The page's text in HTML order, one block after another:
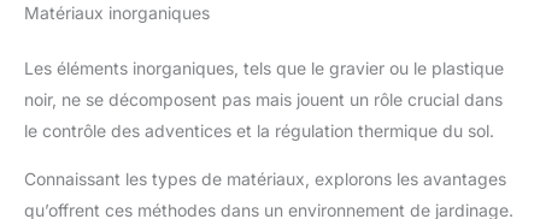
Matériaux inorganiques
Les éléments inorganiques, tels que le gravier ou le plastique
noir, ne se décomposent pas mais jouent un rôle crucial dans
le contrôle des adventices et la régulation thermique du sol.
Connaissant les types de matériaux, explorons les avantages
qu’offrent ces méthodes dans un environnement de jardinage.